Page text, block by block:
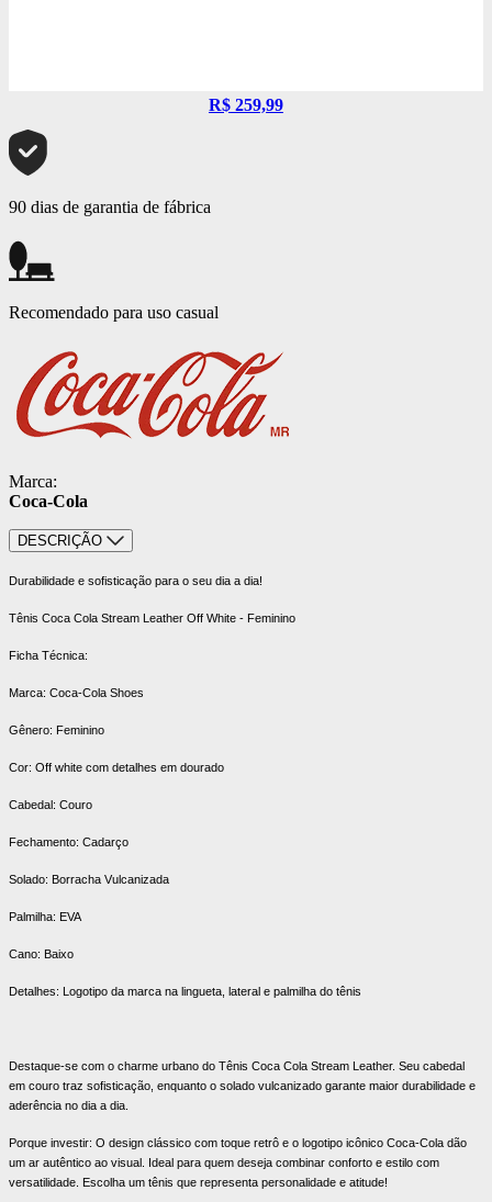
R$ 259,99
90 dias de garantia de fábrica
Recomendado para uso casual
Marca:
Coca-Cola
DESCRIÇÃO
Durabilidade e sofisticação para o seu dia a dia!
Tênis Coca Cola Stream Leather Off White - Feminino
Ficha Técnica:
Marca: Coca-Cola Shoes
Gênero: Feminino
Cor: Off white com detalhes em dourado
Cabedal: Couro
Fechamento: Cadarço
Solado: Borracha Vulcanizada
Palmilha: EVA
Cano: Baixo
Detalhes: Logotipo da marca na lingueta, lateral e palmilha do tênis
Destaque-se com o charme urbano do Tênis Coca Cola Stream Leather. Seu cabedal
em couro traz sofisticação, enquanto o solado vulcanizado garante maior durabilidade e
aderência no dia a dia.
Porque investir: O design clássico com toque retrô e o logotipo icônico Coca-Cola dão
um ar autêntico ao visual. Ideal para quem deseja combinar conforto e estilo com
versatilidade. Escolha um tênis que representa personalidade e atitude!